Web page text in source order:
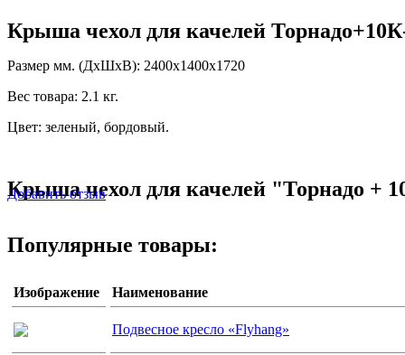
Крыша чехол для качелей
Размер мм. (ДхШхВ): 2400x1400x1720
Вес товара: 2.1 кг.
Цвет: зеленый, бордовый.
Крыша чехол для качелей "Торнадо +
Добавить отзыв
Популярные товары:
Изображение Наименование
Подвесное кресло «Flyhang»